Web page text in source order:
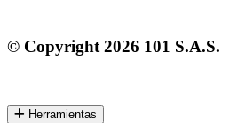
© Copyright2026 101 S.A.S.
Herramientas